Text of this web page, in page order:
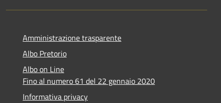
Amministrazione trasparente
Albo Pretorio
Albo on Line
Fino al numero 61 del 22 gennaio 2020
Informativa privacy